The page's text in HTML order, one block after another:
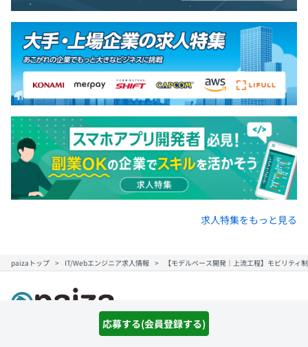
応募する(会員登録する)
求人特集をもっと見る
paizaトップ IT/Webエンジニア求人情報 【モデルベース開発｜上流工程】モビリテ